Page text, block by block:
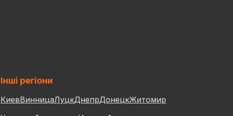
Інші регіони
КиевВинницаЛуцкДнепрДонецкЖитомир